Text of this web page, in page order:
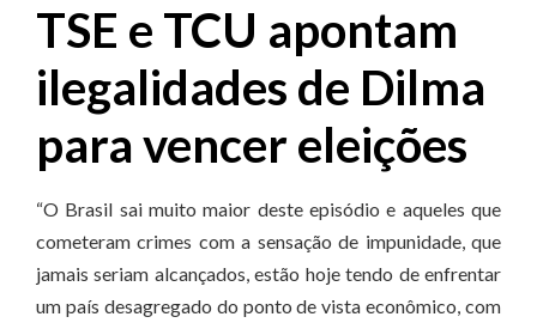
TSE e TCU apontam
ilegalidades de Dilma
para vencer eleições
“O Brasil sai muito maior deste episódio e aqueles que
cometeram crimes com a sensação de impunidade, que
jamais seriam alcançados, estão hoje tendo de enfrentar
um país desagregado do ponto de vista econômico, com